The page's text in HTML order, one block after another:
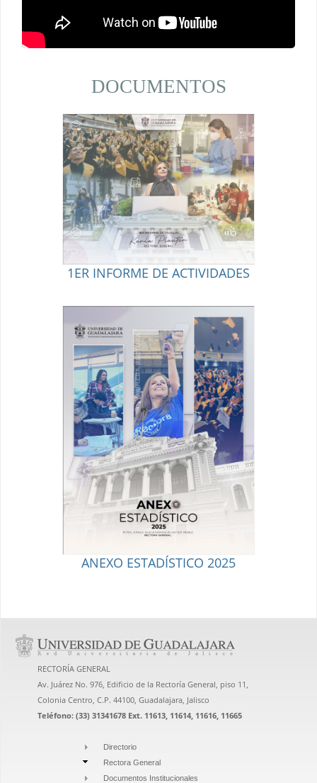
DOCUMENTOS
1ER INFORME DE ACTIVIDADES
ANEXO ESTADÍSTICO 2025
RECTORÍA GENERAL
Av. Juárez No. 976, Edificio de la Rectoría General, piso 11,
Colonia Centro, C.P. 44100, Guadalajara, Jalisco
Teléfono: (33) 31341678 Ext. 11613, 11614, 11616, 11665
Directorio
Rectora General
Documentos Institucionales